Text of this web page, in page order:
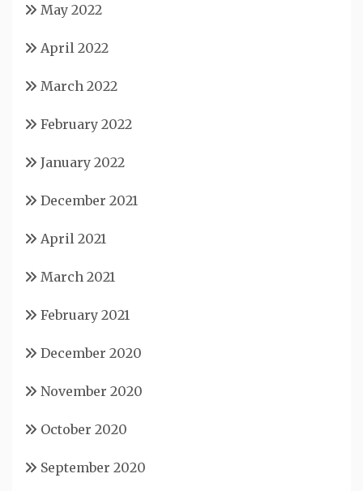
May 2022
April 2022
March 2022
February 2022
January 2022
December 2021
April 2021
March 2021
February 2021
December 2020
November 2020
October 2020
September 2020